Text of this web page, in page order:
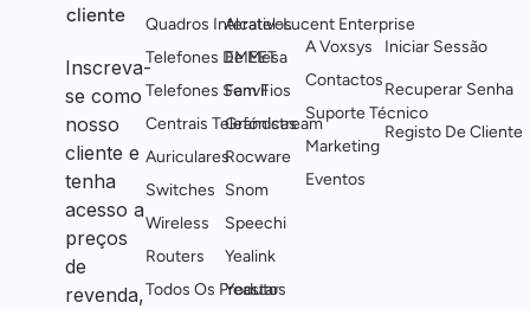
cliente
Inscreva-
se como
nosso
cliente e
tenha
acesso a
preços
de
revenda,
Quadros Interativos
Telefones De Mesa
Telefones Sem Fios
Centrais Telefónicas
Auriculares
Switches
Wireless
Routers
Todos Os Produtos
Alcatel-Lucent Enterprise
EMEET
Fanvil
Grandstream
Rocware
Snom
Speechi
Yealink
Yeastar
A Voxsys
Contactos
Suporte Técnico
Marketing
Eventos
Iniciar Sessão
Recuperar Senha
Registo De Cliente